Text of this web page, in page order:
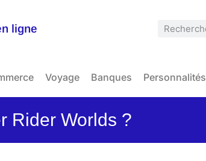
ligne
Voyage Banques Personnalités
Rider Worlds ?